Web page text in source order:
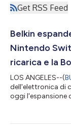
Get RSS Feed
Belkin
Nintendo
ricarica e la
LOS ANGELES--(
dell'elettronica di
oggi l'espansione
Nintendo Switch